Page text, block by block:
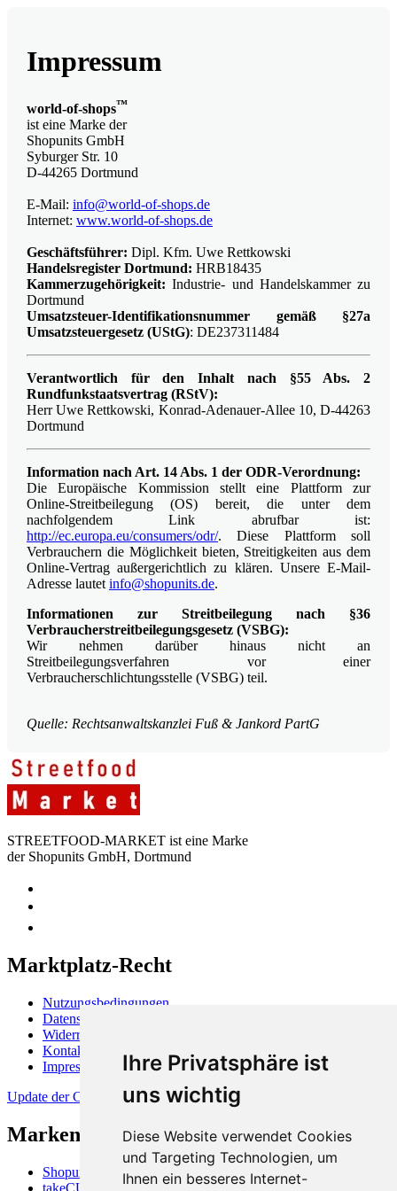
Ihre Privatsphäre ist
uns wichtig
Diese Website verwendet Cookies
und Targeting Technologien, um
Ihnen ein besseres Internet-
Impressum
world-of-shops™
ist eine Marke der
Shopunits GmbH
Syburger Str. 10
D-44265 Dortmund
E-Mail: info@world-of-shops.de
Internet: www.world-of-shops.de
Geschäftsführer: Dipl. Kfm. Uwe Rettkowski
Handelsregister Dortmund: HRB18435
Kammerzugehörigkeit: Industrie- und Handelskammer zu
Dortmund
Umsatzsteuer-Identifikationsnummer gemäß §27a
Umsatzsteuergesetz (UStG): DE237311484
Verantwortlich für den Inhalt nach §55 Abs. 2
Rundfunkstaatsvertrag (RStV):
Herr Uwe Rettkowski, Konrad-Adenauer-Allee 10, D-44263
Dortmund
Information nach Art. 14 Abs. 1 der ODR-Verordnung:
Die Europäische Kommission stellt eine Plattform zur
Online-Streitbeilegung (OS) bereit, die unter dem
nachfolgendem Link abrufbar ist:
http://ec.europa.eu/consumers/odr/. Diese Plattform soll
Verbrauchern die Möglichkeit bieten, Streitigkeiten aus dem
Online-Vertrag außergerichtlich zu klären. Unsere E-Mail-
Adresse lautet info@shopunits.de.
Informationen zur Streitbeilegung nach §36
Verbraucherstreitbeilegungsgesetz (VSBG):
Wir nehmen darüber hinaus nicht an
Streitbeilegungsverfahren vor einer
Verbraucherschlichtungsstelle (VSBG) teil.
Quelle: Rechtsanwaltskanzlei Fuß & Jankord PartG
STREETFOOD-MARKET ist eine Marke
der Shopunits GmbH, Dortmund
Marktplatz-Recht
Nutzungsbedingungen
Datenschutzerklärung
Widerrufsbelehrung
Kontakt
Impressum
Update der Cookie-Präferenzen
Markenüberblick
Shopunits GmbH
takeCUBE